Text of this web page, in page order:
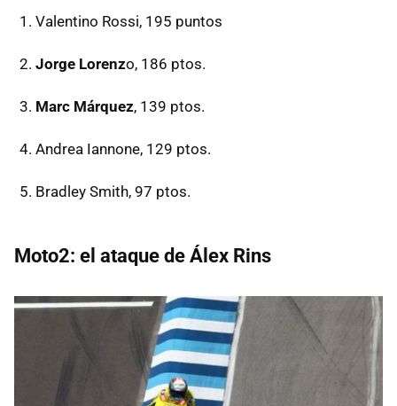
Valentino Rossi, 195 puntos
Jorge Lorenzo, 186 ptos.
Marc Márquez, 139 ptos.
Andrea Iannone, 129 ptos.
Bradley Smith, 97 ptos.
Moto2: el ataque de Álex Rins